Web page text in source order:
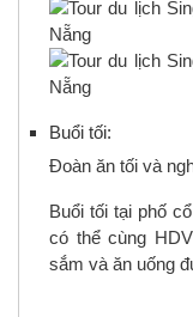
Buổi tối:
Đoàn ăn tối và
Buổi tối tại phố
có thể cùng
sắm và ăn uống